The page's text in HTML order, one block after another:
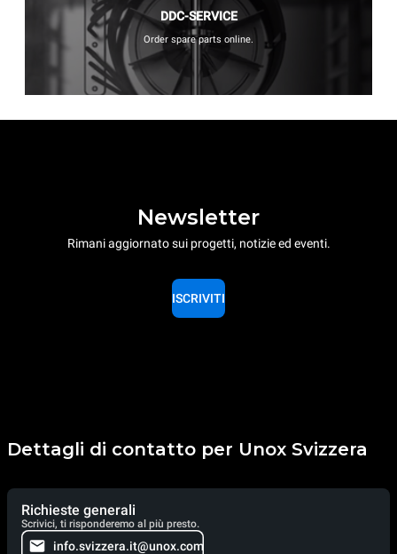
DDC-SERVICE
Order spare parts online.
Newsletter
Rimani aggiornato sui progetti, notizie ed eventi.
ISCRIVITI
Dettagli di contatto per Unox Svizzera
Richieste generali
Scrivici, ti risponderemo al più presto.
info.svizzera.it@unox.com